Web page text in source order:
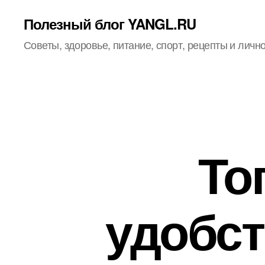
Полезный блог YANGL.RU
Советы, здоровье, питание, спорт, рецепты и